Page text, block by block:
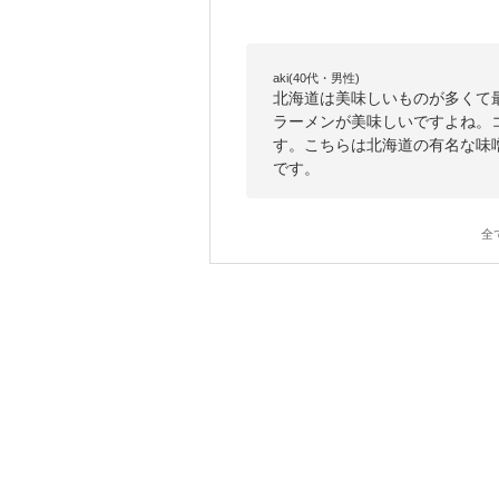
aki(40代・男性)
北海道は美味しいものが多く
ラーメンが美味しいですよね
す。こちらは北海道の有名な
です。
全